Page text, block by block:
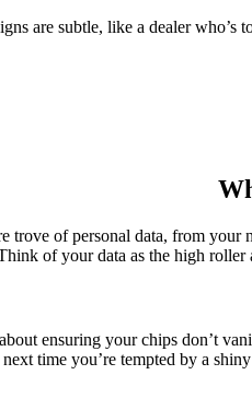
are subtle, like a dealer
of personal data, from
of your data as the high
ensuring your chips don’t
time you’re tempted by a